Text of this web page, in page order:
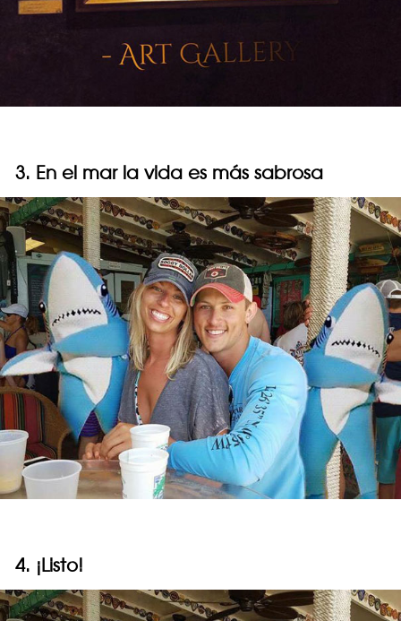
3. En el mar la vida es más sabrosa
4. ¡Listo!